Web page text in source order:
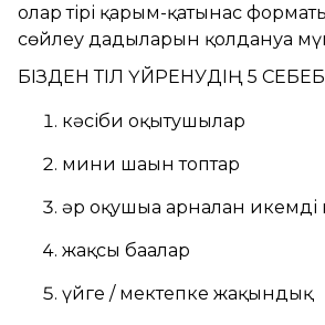
олар тірі қарым-қатынас
сөйлеу дағдыларын қолдануға
БІЗДЕН ТІЛ ҮЙРЕНУДІҢ 5
кәсіби оқытушылар
мини шағын топтар
әр оқушыға арналған икемді
жақсы бағалар
үйге / мектепке жақындық